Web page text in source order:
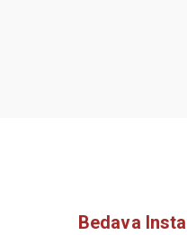
Bedava